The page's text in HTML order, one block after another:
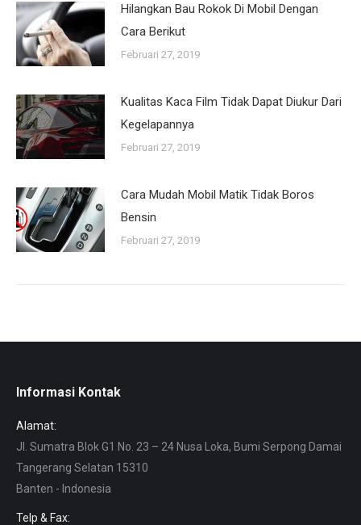
Hilangkan Bau Rokok Di Mobil Dengan
Cara Berikut
Februari 27, 2019
Kualitas Kaca Film Tidak Dapat Diukur Dari
Kegelapannya
Februari 27, 2019
Cara Mudah Mobil Matik Tidak Boros
Bensin
Februari 27, 2019
Informasi Kontak
Alamat:
Jl. Sumatra Blok G1 No. 23 – 24 Nusa Loka, Bumi Serpong Damai
Tangerang Selatan 15310
Banten - Indonesia
Telp & Fax: